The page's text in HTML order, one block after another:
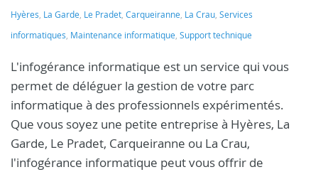
Hyères La Garde Le Pradet Carqueiranne La Crau Services
informatiques Maintenance informatique Support technique
L'infogérance informatique est un service qui vous
permet de déléguer la gestion de votre parc
informatique à des professionnels expérimentés.
Que vous soyez une petite entreprise à Hyères, La
Garde, Le Pradet, Carqueiranne ou La Crau,
l'infogérance informatique peut vous offrir de